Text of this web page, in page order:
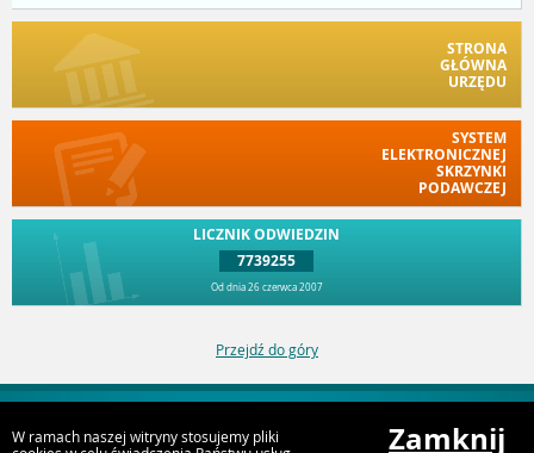
STRONA
GŁÓWNA
URZĘDU
SYSTEM
ELEKTRONICZNEJ
SKRZYNKI
PODAWCZEJ
LICZNIK ODWIEDZIN
7739255
Od dnia 26 czerwca 2007
Przejdź do góry
URZĄD MIEJSKI W SOMPOLNIE
W ramach naszej witryny stosujemy pliki
Zamknij